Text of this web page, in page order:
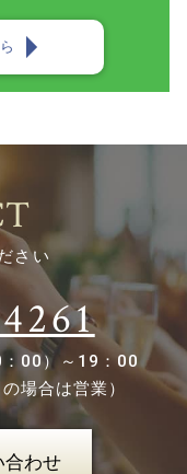
さい
00）～19：00
場合は営業）
合わせ